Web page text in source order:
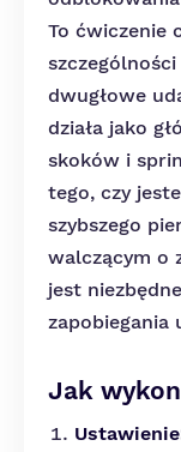
To ćwiczenie
dwugłowe
działa jako
skoków i
tego, czy
szybszego
walczącym o
jest
zapobiegania
Jak